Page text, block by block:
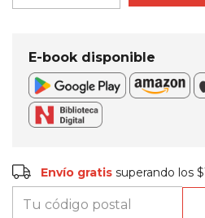
E-book disponible
Envío gratis
Entregas para el CP:
Envío gratis superando los